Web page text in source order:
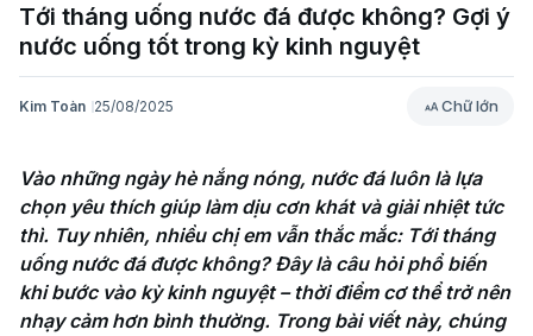
Tới tháng uống nước đá được không? Gợi ý
nước uống tốt trong kỳ kinh nguyệt
Kim Toàn 25/08/2025 Chữ lớn
Chữ lớn
Vào những ngày hè nắng nóng, nước đá luôn là lựa
chọn yêu thích giúp làm dịu cơn khát và giải nhiệt tức
thì. Tuy nhiên, nhiều chị em vẫn thắc mắc: Tới tháng
uống nước đá được không? Đây là câu hỏi phổ biến
khi bước vào kỳ kinh nguyệt – thời điểm cơ thể trở nên
nhạy cảm hơn bình thường. Trong bài viết này, chúng